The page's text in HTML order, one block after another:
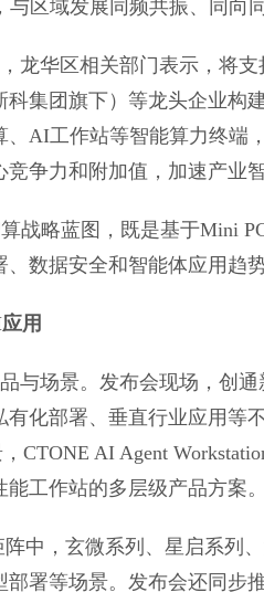
区域发展同频共振、同向同
龙华区相关部门表示，将
集团旗下）等龙头企业构
AI工作站等智能算力终端
争力和附加值，加速产业
战略蓝图，既是基于Mini
数据安全和智能体应用趋
用
与场景。发布会现场，创
化部署、垂直行业应用等
CTONE AI Agent
工作站的多层级产品方案。
阵中，玄微系列、星启系列
署等场景。发布会还同步